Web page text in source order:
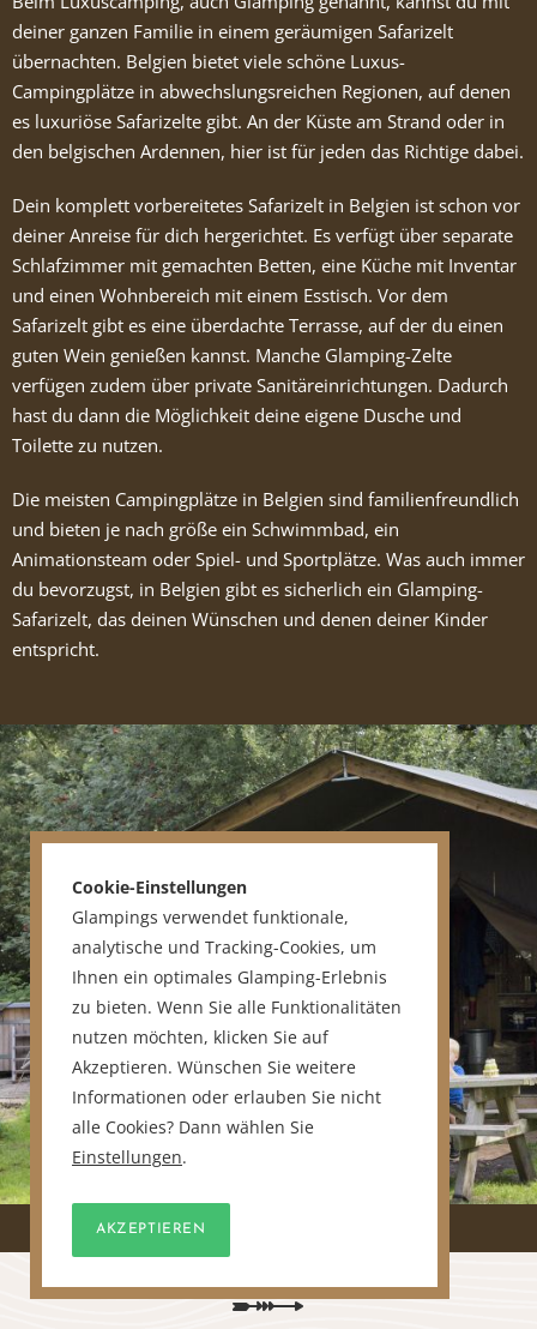
deiner ganzen Familie in einem geräumigen Safarizelt
übernachten. Belgien bietet viele schöne Luxus-
Campingplätze in abwechslungsreichen Regionen, auf denen
es luxuriöse Safarizelte gibt. An der Küste am Strand oder in
den belgischen Ardennen, hier ist für jeden das Richtige dabei.
Dein komplett vorbereitetes Safarizelt in Belgien ist schon vor
deiner Anreise für dich hergerichtet. Es verfügt über separate
Schlafzimmer mit gemachten Betten, eine Küche mit Inventar
und einen Wohnbereich mit einem Esstisch. Vor dem
Safarizelt gibt es eine überdachte Terrasse, auf der du einen
guten Wein genießen kannst. Manche Glamping-Zelte
verfügen zudem über private Sanitäreinrichtungen. Dadurch
hast du dann die Möglichkeit deine eigene Dusche und
Toilette zu nutzen.
Die meisten Campingplätze in Belgien sind familienfreundlich
und bieten je nach größe ein Schwimmbad, ein
Animationsteam oder Spiel- und Sportplätze. Was auch immer
du bevorzugst, in Belgien gibt es sicherlich ein Glamping-
Safarizelt, das deinen Wünschen und denen deiner Kinder
entspricht.
Cookie-Einstellungen
Glampings verwendet funktionale,
analytische und Tracking-Cookies, um
Ihnen ein optimales Glamping-Erlebnis
zu bieten. Wenn Sie alle Funktionalitäten
nutzen möchten, klicken Sie auf
Akzeptieren. Wünschen Sie weitere
Informationen oder erlauben Sie nicht
alle Cookies? Dann wählen Sie
Einstellungen.
AKZEPTIEREN